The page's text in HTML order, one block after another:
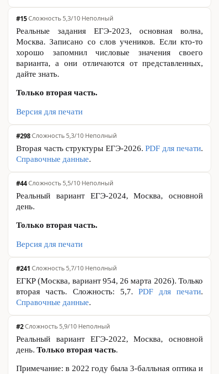
#15·Сложность 5,3/10·Неполный
Реальные задания ЕГЭ-2023, основная волна,
Москва. Записано со слов учеников. Если кто-то
хорошо запомнил числовые значения своего
варианта, а они отличаются от представленных,
дайте знать.
Только вторая часть.
Версия для печати
#298·Сложность 5,3/10·Неполный
Вторая часть структуры ЕГЭ-2026. PDF для печати.
Справочные данные.
#44·Сложность 5,5/10·Неполный
Реальный вариант ЕГЭ-2024, Москва, основной
день.
Только вторая часть.
Версия для печати
#241·Сложность 5,7/10·Неполный
ЕГКР (Москва, вариант 954, 26 марта 2026). Только
вторая часть. Сложность: 5,7.PDF для печати.
Справочные данные.
#2·Сложность 5,9/10·Неполный
Реальный вариант ЕГЭ-2022, Москва, основной
день. Только вторая часть.
Примечание: в 2022 году была 3-балльная оптика и